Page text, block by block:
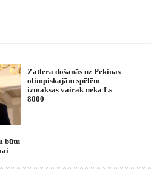
būtu
Zatlera došanās uz Pekinas
olimpiskajām spēlēm
izmaksās vairāk nekā Ls
8000